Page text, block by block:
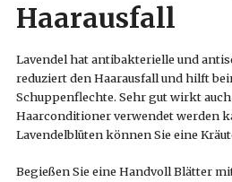
Haarausfall
Lavendel hat antibakterielle und
reduziert den Haarausfall und hilft
Schuppenflechte. Sehr gut wirkt auch
Haarconditioner verwendet werden
Lavendelblüten können Sie eine
Begießen Sie eine Handvoll Blätter